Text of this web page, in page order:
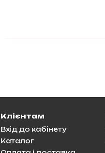
Клієнтам
Вхід до кабінету
Каталог